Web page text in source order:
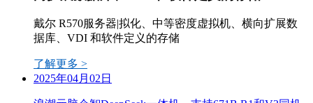
戴尔 R570服务器|拟化、中等密度虚拟机、横向扩展数
据库、VDI 和软件定义的存储
了解更多 >
2025年04月02日